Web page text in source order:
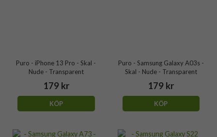
Puro - iPhone 13 Pro - Skal -
Nude - Transparent
179 kr
KÖP
Puro - Samsung Galaxy A03s -
Skal - Nude - Transparent
179 kr
KÖP